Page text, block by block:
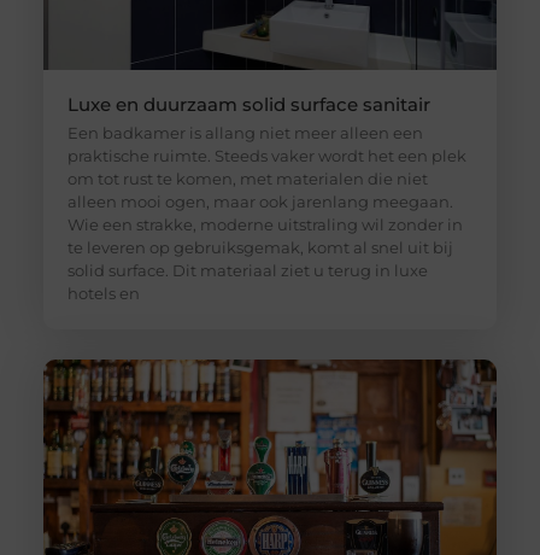
Luxe en duurzaam solid surface sanitair
Een badkamer is allang niet meer alleen een
praktische ruimte. Steeds vaker wordt het een plek
om tot rust te komen, met materialen die niet
alleen mooi ogen, maar ook jarenlang meegaan.
Wie een strakke, moderne uitstraling wil zonder in
te leveren op gebruiksgemak, komt al snel uit bij
solid surface. Dit materiaal ziet u terug in luxe
hotels en